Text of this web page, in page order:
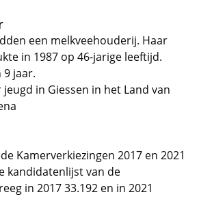
een melkveehouderij. Haar
in 1987 op 46-jarige leeftijd.
9 jaar.
in Giessen in het Land van
Kamerverkiezingen 2017 en 2021
kandidatenlijst van de
in 2017 33.192 en in 2021